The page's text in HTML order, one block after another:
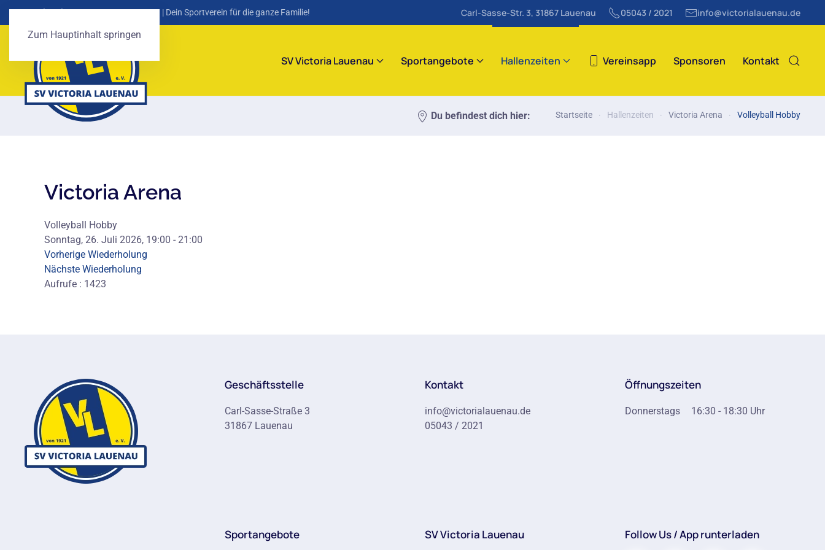
Zum Hauptinhalt springen
SV Victoria Lauenau von 1921 e. V. | Dein Sportverein für die ganze Familie! Carl-Sasse-Str. 3, 31867 Lauenau 05043 / 2021 info@victorialauenau.de
SV Victoria Lauenau Sportangebote Hallenzeiten Vereinsapp Sponsoren Kontakt
Du befindest dich hier: Startseite Hallenzeiten Victoria Arena Volleyball Hobby
Victoria Arena
Volleyball Hobby
Sonntag, 26. Juli 2026, 19:00 - 21:00
Vorherige Wiederholung
Nächste Wiederholung
Aufrufe : 1423
Geschäftsstelle
Carl-Sasse-Straße 3
31867 Lauenau
Kontakt
info@victorialauenau.de
05043 / 2021
Öffnungszeiten
Donnerstags 16:30 - 18:30 Uhr
Sportangebote SV Victoria Lauenau Follow Us / App runterladen